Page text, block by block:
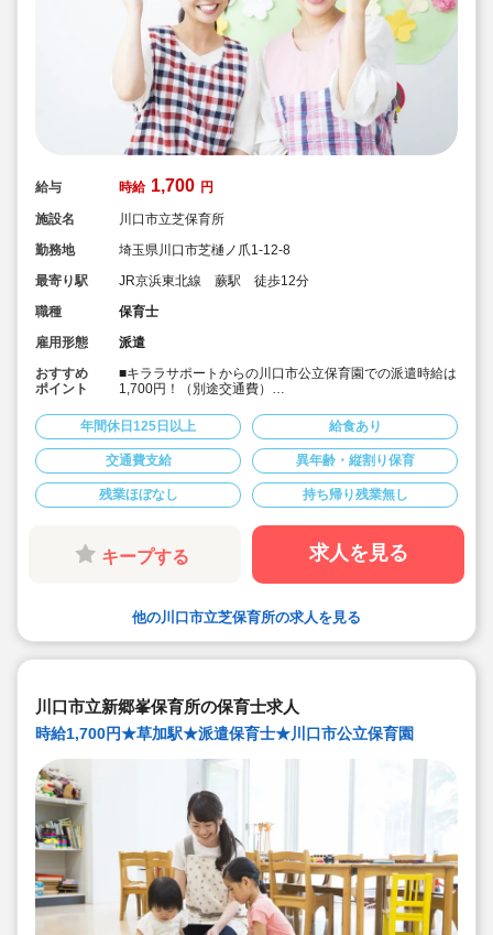
給与 時給 1,700 円
施設名
川口市立芝保育所
勤務地
埼玉県川口市芝樋ノ爪1-12-8
最寄り駅
JR京浜東北線 蕨駅 徒歩12分
職種
保育士
雇用形態
派遣
おすすめ
ポイント
■キララサポートからの川口市公立保育園での派遣時給は
1,700円！（別途交通費）
■1日あたり6時間以上での勤務時間の相談も可能です！
■土日祝完全休み＆持ち帰りや残業もありません！
■正職員が大変！パートだけど業務負担が大きい！という
方におススメです！
年間休日125日以上 給食あり
交通費支給 異年齢・縦割り保育
残業ほぼなし 持ち帰り残業無し
キープする 求人を見る
他の川口市立芝保育所の求人を見る
川口市立新郷峯保育所の保育士求人
時給1,700円★草加駅★派遣保育士★川口市公立保育園